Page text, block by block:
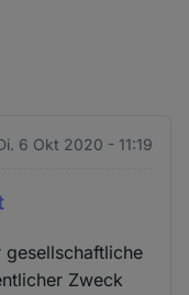
6 Okt 2020 - 11:19
gesellschaftliche
Zweck